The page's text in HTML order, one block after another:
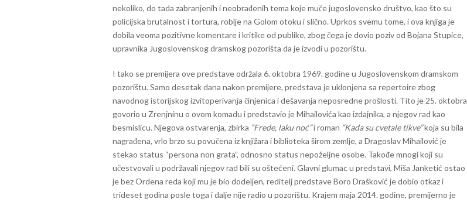
nekoliko, do tada zabranjenih i neobrađenih tema koje muče jugoslovensko društvo, kao što su
policijska brutalnost i tortura, roblje na Golom otoku i slično. Uprkos svemu tome, i ova knjiga je
dobila veoma pozitivne komentare i kritike od publike, zbog čega je dovio poziv od Bojana Stupice,
upravnika Jugoslovenskog dramskog pozorišta da je izvodi u pozorištu.
I tako se premijera ove predstave održala 6. oktobra 1969. godine u Jugoslovenskom dramskom
pozorištu. Samo desetak dana nakon premijere, predstava je uklonjena sa repertoire zbog
navodnog istorijskog izvitoperivanja činjenica i dešavanja neposredne prošlosti. Tito je 25. oktobra
govorio u Zrenjninu o ovom komadu i predstavio je Mihailovića kao izdajnika, a njegov rad kao
besmislicu. Njegova ostvarenja, zbirka “Frede, laku noć”i roman “Kada su cvetale tikve”koja su bila
nagrađena, vrlo brzo su povučena iz knjižara i biblioteka širom zemlje, a Dragoslav Mihailović je
stekao status “persona non grata”, odnosno status nepoželjne osobe. Takođe mnogi koji su
učestvovali u podržavali njegov rad bili su oštećeni. Glavni glumac u predstavi, Miša Janketić ostao
je bez Ordena reda koji mu je bio dodeljen, reditelj predstave Boro Drašković je dobio otkaz i
trideset godina posle toga i dalje nije radio u pozorištu. Krajem maja 2014. godine, premijerno je